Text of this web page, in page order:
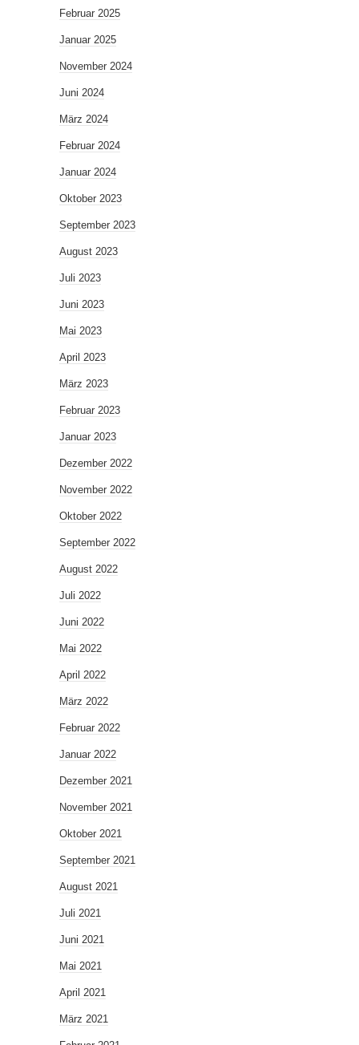
Februar 2025
Januar 2025
November 2024
Juni 2024
März 2024
Februar 2024
Januar 2024
Oktober 2023
September 2023
August 2023
Juli 2023
Juni 2023
Mai 2023
April 2023
März 2023
Februar 2023
Januar 2023
Dezember 2022
November 2022
Oktober 2022
September 2022
August 2022
Juli 2022
Juni 2022
Mai 2022
April 2022
März 2022
Februar 2022
Januar 2022
Dezember 2021
November 2021
Oktober 2021
September 2021
August 2021
Juli 2021
Juni 2021
Mai 2021
April 2021
März 2021